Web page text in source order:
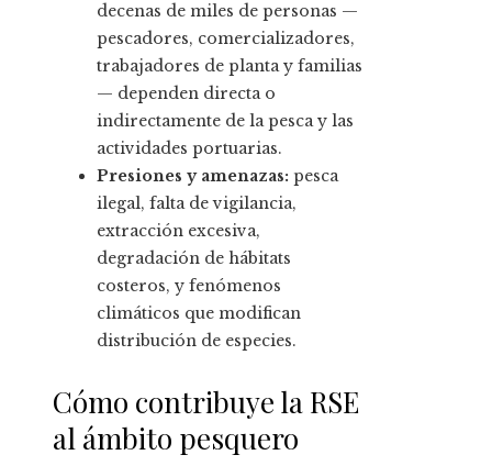
decenas de miles de personas —
pescadores, comercializadores,
trabajadores de planta y familias
— dependen directa o
indirectamente de la pesca y las
actividades portuarias.
Presiones y amenazas: pesca
ilegal, falta de vigilancia,
extracción excesiva,
degradación de hábitats
costeros, y fenómenos
climáticos que modifican
distribución de especies.
Cómo contribuye la RSE
al ámbito pesquero